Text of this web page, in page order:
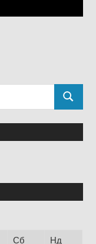
Сб
Нд